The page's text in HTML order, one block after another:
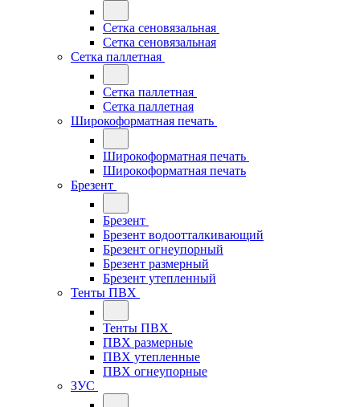
Сетка сеновязальная
Сетка сеновязальная
Сетка паллетная
Сетка паллетная
Сетка паллетная
Широкоформатная печать
Широкоформатная печать
Широкоформатная печать
Брезент
Брезент
Брезент водоотталкивающий
Брезент огнеупорный
Брезент размерный
Брезент утепленный
Тенты ПВХ
Тенты ПВХ
ПВХ размерные
ПВХ утепленные
ПВХ огнеупорные
ЗУС